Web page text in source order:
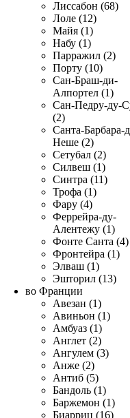
Лиссабон (68)
Лоле (12)
Майя (1)
Набу (1)
Парражил (2)
Порту (10)
Сан-Браш-ди-
Алпортел (1)
Сан-Педру-ду-
(2)
Санта-Барбара-
Неше (2)
Сетубал (2)
Силвеш (1)
Синтра (11)
Трофа (1)
Фару (4)
Феррейра-ду-
Алентежу (1)
Фонте Санта (4)
Фронтейра (1)
Элваш (1)
Эшторил (13)
во Франции
Авезан (1)
Авиньон (1)
Амбуаз (1)
Англет (2)
Ангулем (3)
Анже (2)
Антиб (5)
Бандоль (1)
Баржемон (1)
Биарриц (16)